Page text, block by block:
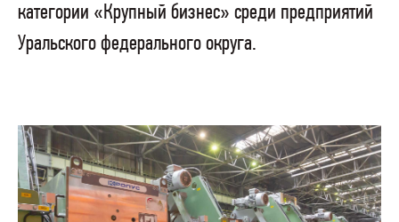
категории «Крупный бизнес» среди предприятий
Уральского федерального округа.